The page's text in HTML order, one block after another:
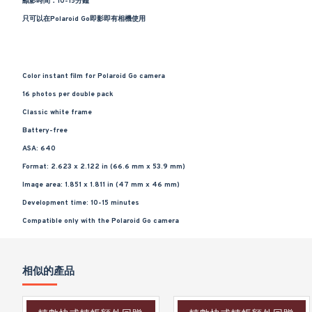
只可以在Polaroid Go即影即有相機使用
Color instant film for Polaroid Go camera
16 photos per double pack
Classic white frame
Battery-free
ASA: 640
Format: 2.623 x 2.122 in (66.6 mm x 53.9 mm)
Image area: 1.851 x 1.811 in (47 mm x 46 mm)
Development time: 10-15 minutes
Compatible only with the Polaroid Go camera
相似的產品